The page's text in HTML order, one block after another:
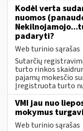
Kodėl verta
nuomos
padaryti?
Web turinio sąrašas
Sutarčių
turto rinkos
pajamų mokesčio
Įregistruota turto
VMI jau nuo
mokymus
Web turinio sąrašas